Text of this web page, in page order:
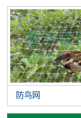
防鸟网